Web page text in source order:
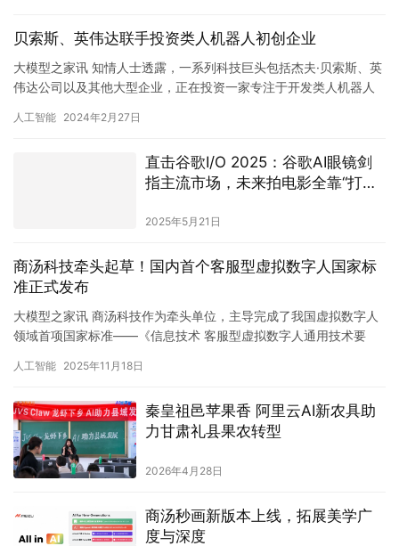
贝索斯、英伟达联手投资类人机器人初创企业
大模型之家讯 知情人士透露，一系列科技巨头包括杰夫·贝索斯、英
伟达公司以及其他大型企业，正在投资一家专注于开发类人机器人
创…
人工智能 2024年2月27日
直击谷歌I/O 2025：谷歌AI眼镜剑
指主流市场，未来拍电影全靠“打
2025年5月21日
商汤科技牵头起草！国内首个客服型虚拟数字人国家标
准正式发布
大模型之家讯 商汤科技作为牵头单位，主导完成了我国虚拟数字人
领域首项国家标准——《信息技术 客服型虚拟数字人通用技术要
人工智能 2025年11月18日
秦皇祖邑苹果香 阿里云AI新农具助
力甘肃礼县果农转型
2026年4月28日
商汤秒画新版本上线，拓展美学广
度与深度